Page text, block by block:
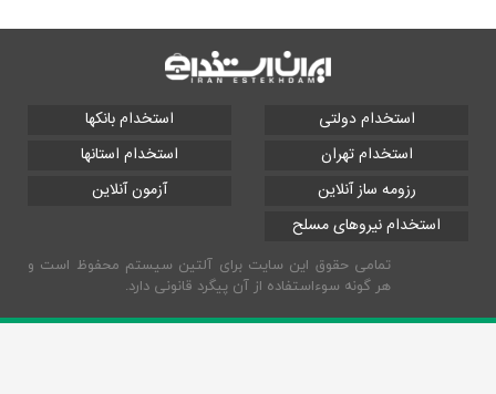
استخدام دولتی
استخدام بانکها
استخدام تهران
استخدام استانها
رزومه ساز آنلاین
آزمون آنلاین
استخدام نیروهای مسلح
تمامی حقوق این سایت برای آلتین سیستم محفوظ است و
هر گونه سوءاستفاده از آن پیگرد قانونی دارد.